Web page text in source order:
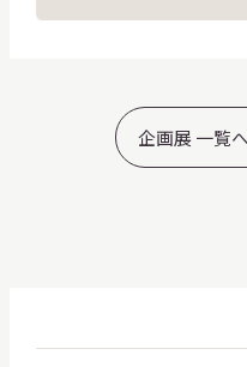
企画展 一覧へ